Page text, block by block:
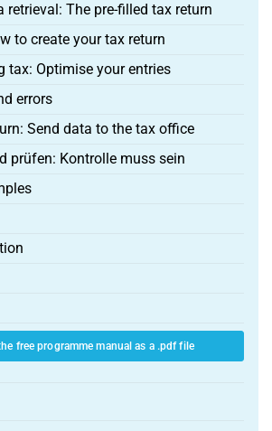
retrieval: The pre-filled tax return
to create your tax return
tax: Optimise your entries
errors
Send data to the tax office
prüfen: Kontrolle muss sein
free programme manual as a .pdf file